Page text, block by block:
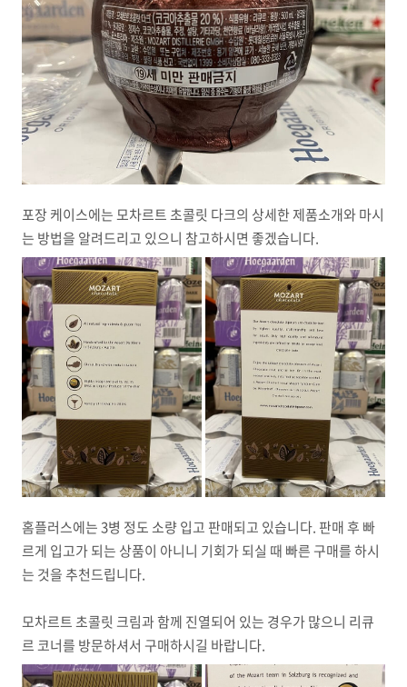
포장 케이스에는 모차르트 초콜릿 다크의 상세한 제품소개와 마시
는 방법을 알려드리고 있으니 참고하시면 좋겠습니다.
홈플러스에는 3병 정도 소량 입고 판매되고 있습니다. 판매 후 빠
르게 입고가 되는 상품이 아니니 기회가 되실 때 빠른 구매를 하시
는 것을 추천드립니다.
모차르트 초콜릿 크림과 함께 진열되어 있는 경우가 많으니 리큐
르 코너를 방문하셔서 구매하시길 바랍니다.